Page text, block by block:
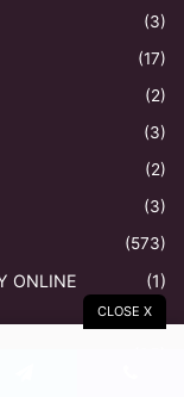
(3)
(17)
(2)
(3)
(2)
(3)
(573)
ONLINE
(1)
(25)
CLOSE X